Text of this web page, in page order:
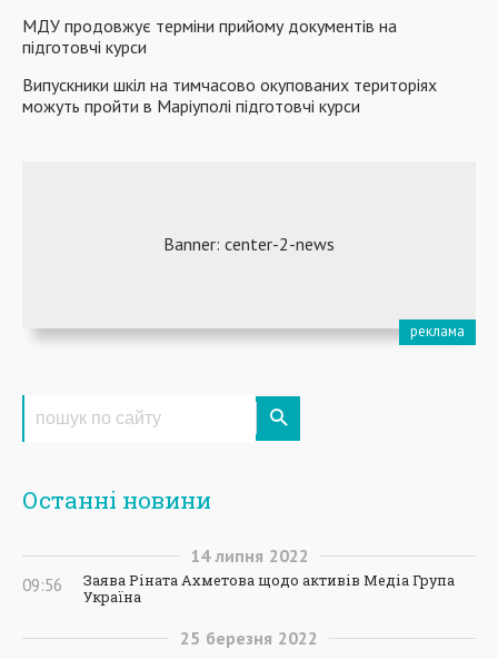
МДУ продовжує терміни прийому документів на
підготовчі курси
Випускники шкіл на тимчасово окупованих територіях
можуть пройти в Маріуполі підготовчі курси
Останні новини
14 липня 2022
09:56
Заява Ріната Ахметова щодо активів Медіа Група
Україна
25 березня 2022